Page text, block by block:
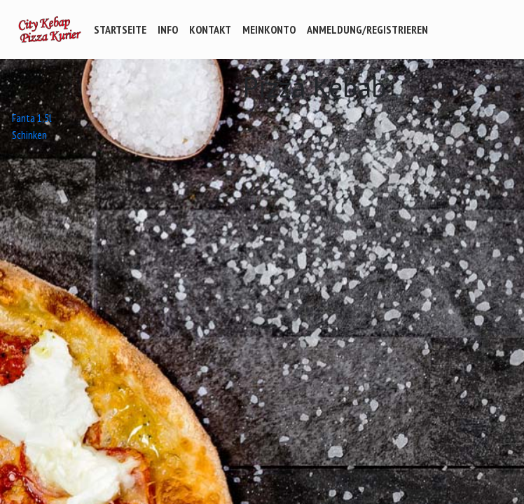
STARTSEITE INFO KONTAKT MEINKONTO ANMELDUNG/REGISTRIEREN
Pizza Kebab
Beitrags-
Navigation
Fanta 1,5l
Schinken